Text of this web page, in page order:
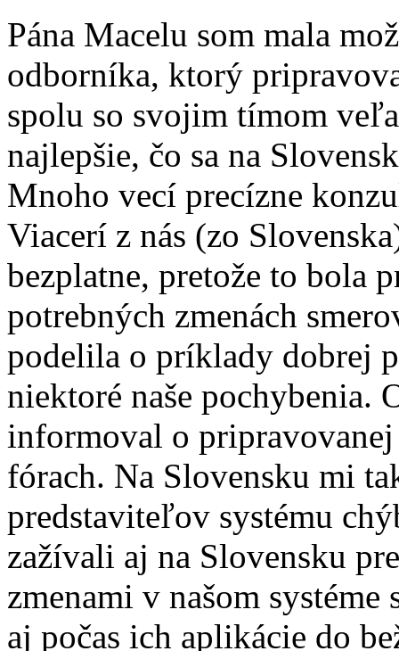
Pána Macelu som mala
odborníka, ktorý
spolu so svojim tímom
najlepšie, čo sa na
Mnoho vecí precízne
Viacerí z nás (zo
bezplatne, pretože to bola
potrebných zmenách
podelila o príklady dobrej
niektoré naše pochybenia.
informoval o
fórach. Na Slovensku mi
predstaviteľov systému
zažívali aj na Slovensku
zmenami v našom
aj počas ich aplikácie do